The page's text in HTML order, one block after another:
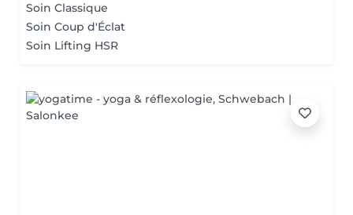
Soin Classique
Soin Coup d'Éclat
Soin Lifting HSR